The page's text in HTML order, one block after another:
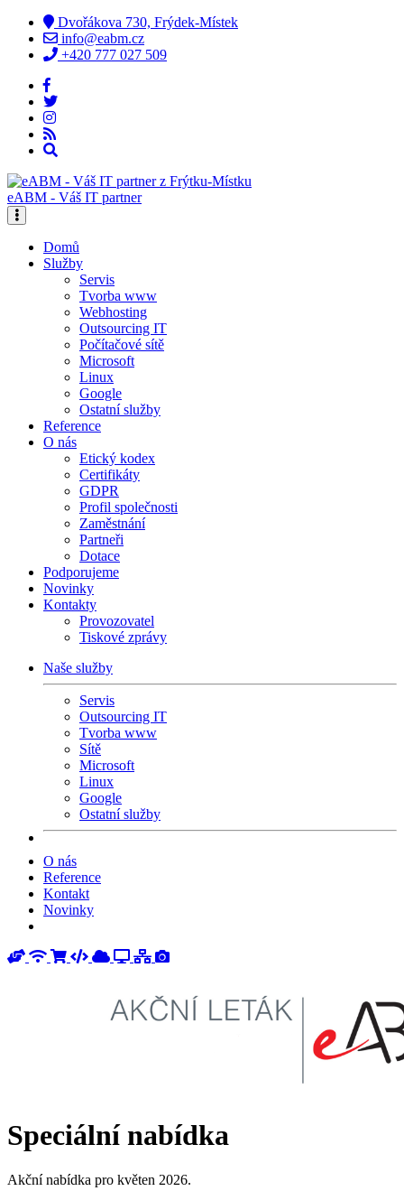
Dvořákova 730, Frýdek-Místek
info@eabm.cz
+420 777 027 509
eABM - Váš IT partner
Domů
Služby
Servis
Tvorba www
Webhosting
Outsourcing IT
Počítačové sítě
Microsoft
Linux
Google
Ostatní služby
Reference
O nás
Etický kodex
Certifikáty
GDPR
Profil společnosti
Zaměstnání
Partneři
Dotace
Podporujeme
Novinky
Kontakty
Provozovatel
Tiskové zprávy
Naše služby
Servis
Outsourcing IT
Tvorba www
Sítě
Microsoft
Linux
Google
Ostatní služby
O nás
Reference
Kontakt
Novinky
Speciální nabídka
Akční nabídka pro květen 2026.